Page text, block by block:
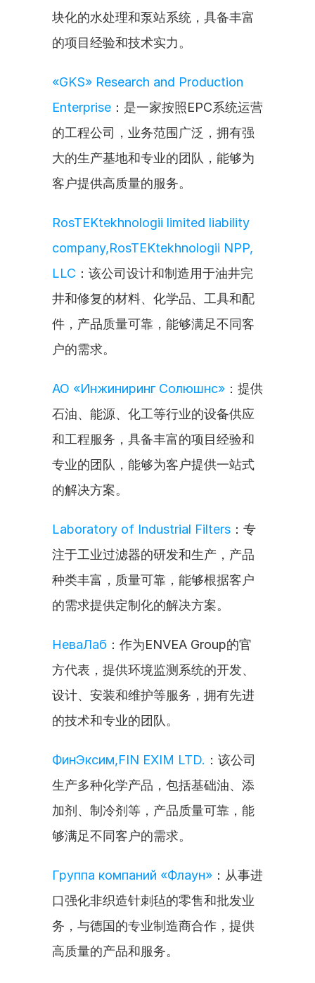
块化的水处理和泵站系统，具备丰富
的项目经验和技术实力。
«GKS» Research and Production
Enterprise ：是一家按照EPC系统运营
的工程公司，业务范围广泛，拥有强
大的生产基地和专业的团队，能够为
客户提供高质量的服务。
RosTEKtekhnologii limited liability
company,RosTEKtekhnologii NPP,
LLC ：该公司设计和制造用于油井完
井和修复的材料、化学品、工具和配
件，产品质量可靠，能够满足不同客
户的需求。
АО «Инжиниринг Солюшнс» ：提供
石油、能源、化工等行业的设备供应
和工程服务，具备丰富的项目经验和
专业的团队，能够为客户提供一站式
的解决方案。
Laboratory of Industrial Filters ：专
注于工业过滤器的研发和生产，产品
种类丰富，质量可靠，能够根据客户
的需求提供定制化的解决方案。
НеваЛаб ：作为ENVEA Group的官
方代表，提供环境监测系统的开发、
设计、安装和维护等服务，拥有先进
的技术和专业的团队。
ФинЭксим,FIN EXIM LTD. ：该公司
生产多种化学产品，包括基础油、添
加剂、制冷剂等，产品质量可靠，能
够满足不同客户的需求。
Группа компаний «Флаун» ：从事进
口强化非织造针刺毡的零售和批发业
务，与德国的专业制造商合作，提供
高质量的产品和服务。